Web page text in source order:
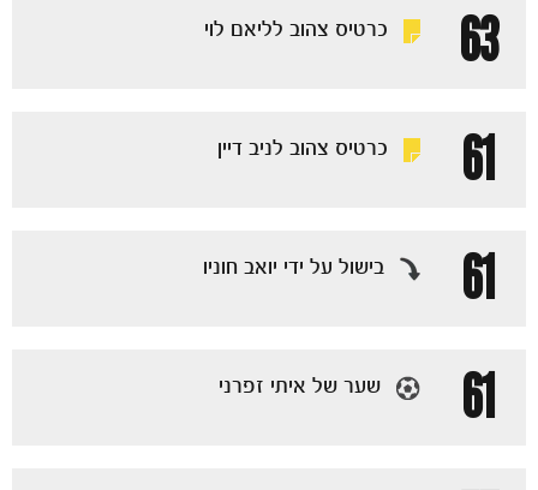
63 כרטיס צהוב לליאם לוי
61 כרטיס צהוב לניב דיין
61 בישול על ידי יואב חוניו
61 שער של איתי זפרני